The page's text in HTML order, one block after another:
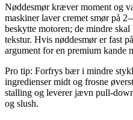
Nøddesmør kræver moment og
maskiner laver cremet smør på
beskytte motoren; de mindre
tekstur. Hvis nøddesmør er fast
argument for en premium kande
Pro tip: Forfrys bær i mindre
ingredienser midt og frosne
stalling og leverer jævn pull-
og slush.